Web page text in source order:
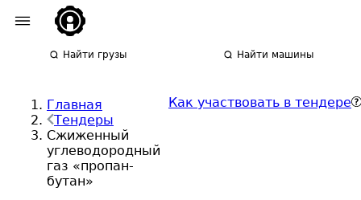
Найти грузы Найти машины
Главная
Тендеры
Сжиженный
углеводородный
газ «пропан-
бутан»
Как участвовать в тендере